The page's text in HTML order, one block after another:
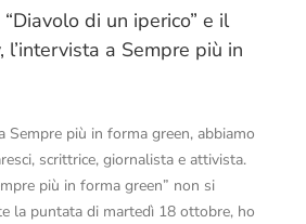
di un iperico” e il
l’intervista a Sempre più in
Sempre più in forma green, abbiamo
scrittrice, giornalista e attivista.
più in forma green” non si
la puntata di martedì 18 ottobre, ho